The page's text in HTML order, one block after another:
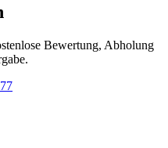
Bewertung, Abholung